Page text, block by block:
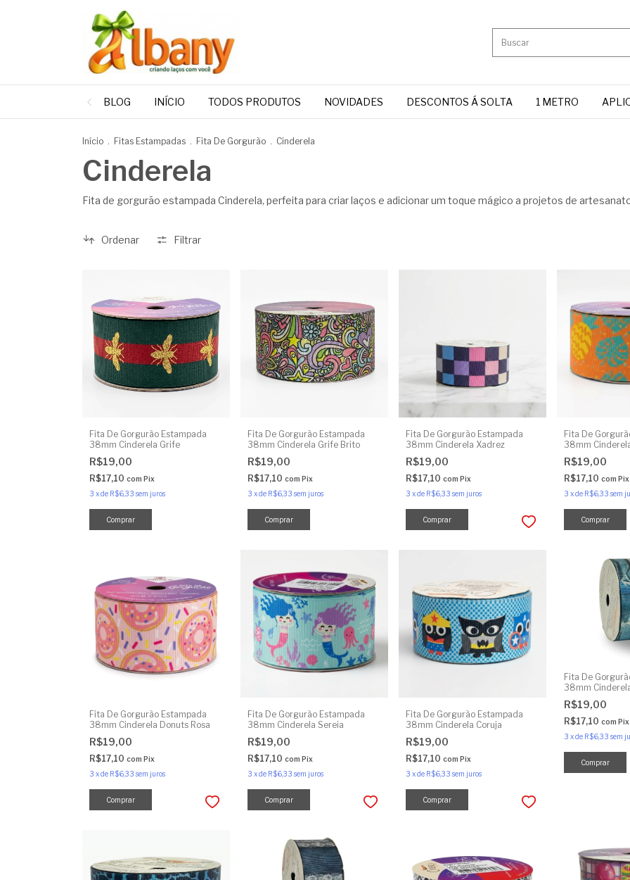
BLOG INÍCIO TODOS PRODUTOS NOVIDADES DESCONTOS Á SOLTA 1 METRO
Início . Fitas Estampadas . Fita De Gorgurão . Cinderela
Cinderela
Fita de gorgurão estampada Cinderela, perfeita para criar laços e adicionar um toque mágico a projetos de
Ordenar Filtrar
Fita De Gorgurão Estampada
38mm Cinderela Grife
R$19,00
R$17,10 com Pix
3 xde R$6,33 sem juros
Fita De Gorgurão Estampada
38mm Cinderela Grife Brito
R$19,00
R$17,10 com Pix
3 xde R$6,33 sem juros
Fita De Gorgurão Estampada
38mm Cinderela Xadrez
R$19,00
R$17,10 com Pix
3 xde R$6,33 sem juros
Fita De
38mm
R$19,00
R$17,10 com Pix
3 xde R$6,33 sem
Fita De Gorgurão Estampada
38mm Cinderela Donuts Rosa
R$19,00
R$17,10 com Pix
3 xde R$6,33 sem juros
Fita De Gorgurão Estampada
38mm Cinderela Sereia
R$19,00
R$17,10 com Pix
3 xde R$6,33 sem juros
Fita De Gorgurão Estampada
38mm Cinderela Coruja
R$19,00
R$17,10 com Pix
3 xde R$6,33 sem juros
Fita De
38mm
Ziper
R$19,00
R$17,10 com Pix
3 xde R$6,33 sem